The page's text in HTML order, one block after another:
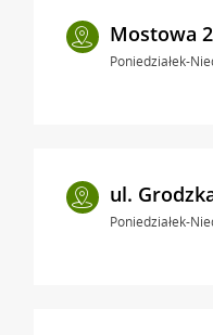
Mostowa
Poniedziałek-
ul.
Poniedziałek-